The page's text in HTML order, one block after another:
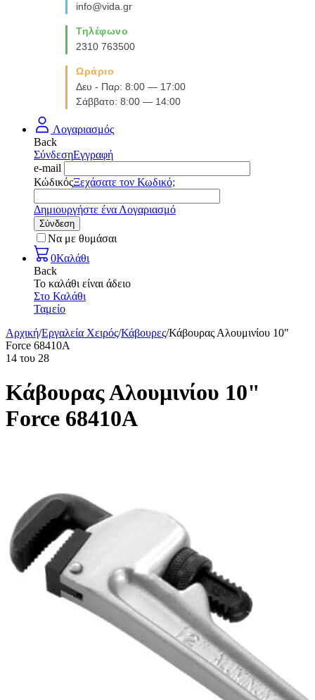
info@vida.gr
Τηλέφωνο
2310 763500
Ωράριο
Δευ - Παρ: 8:00 — 17:00
Σάββατο: 8:00 — 14:00
Λογαριασμός
Back
ΣύνδεσηΕγγραφή
e-mail
ΚώδικόςΞεχάσατε τον Κωδικό;
Δημιουργήστε ένα Λογαριασμό
Σύνδεση
Να με θυμάσαι
0Καλάθι
Back
Το καλάθι είναι άδειο
Στο Καλάθι
Ταμείο
Αρχική/Εργαλεία Χειρός/Κάβουρες/Κάβουρας Αλουμινίου 10"
Force 68410A
14 του 28
Κάβουρας Αλουμινίου 10"
Force 68410A